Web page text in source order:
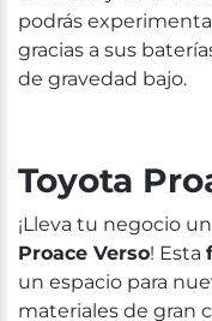
podrás
gracias a sus
de gravedad bajo.
Toyota
¡Lleva tu negocio
Proace Verso! Esta
un espacio para
materiales de gran